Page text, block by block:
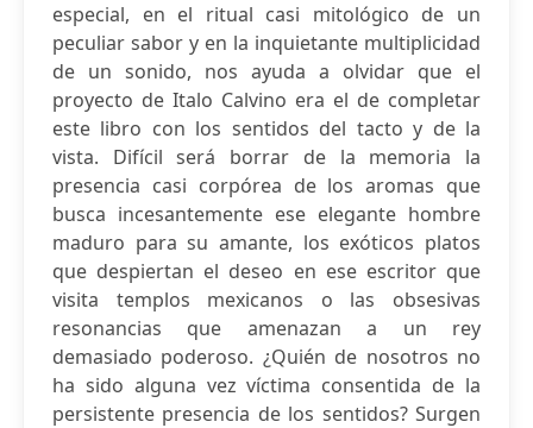
especial, en el ritual casi mitológico de un
peculiar sabor y en la inquietante multiplicidad
de un sonido, nos ayuda a olvidar que el
proyecto de Italo Calvino era el de completar
este libro con los sentidos del tacto y de la
vista. Difícil será borrar de la memoria la
presencia casi corpórea de los aromas que
busca incesantemente ese elegante hombre
maduro para su amante, los exóticos platos
que despiertan el deseo en ese escritor que
visita templos mexicanos o las obsesivas
resonancias que amenazan a un rey
demasiado poderoso. ¿Quién de nosotros no
ha sido alguna vez víctima consentida de la
persistente presencia de los sentidos? Surgen